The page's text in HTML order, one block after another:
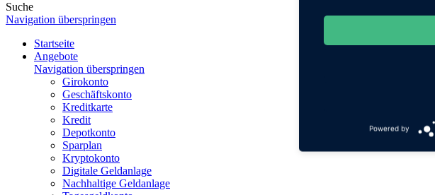
Suche
Navigation überspringen
Startseite
Angebote
Navigation überspringen
Girokonto
Geschäftskonto
Kreditkarte
Kredit
Depotkonto
Sparplan
Kryptokonto
Digitale Geldanlage
Nachhaltige Geldanlage
Powered by